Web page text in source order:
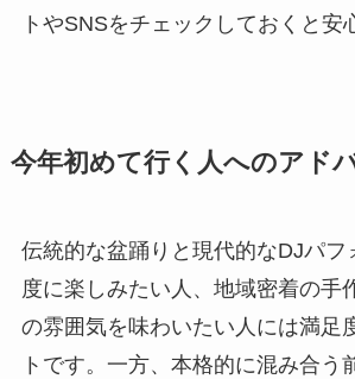
トやSNSをチェックしておくと安
今年初めて行く人へのアド
伝統的な盆踊りと現代的なDJパフ
度に楽しみたい人、地域密着の手
の雰囲気を味わいたい人には満足
トです。一方、本格的に混み合う